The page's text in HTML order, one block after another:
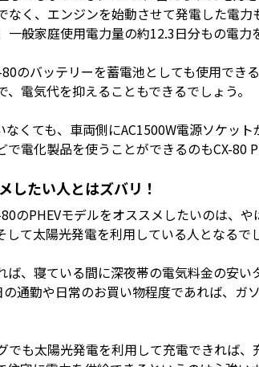
なく、エンジンを始動させて発電した電
般家庭使用電力量の約12.3日分もの電力
のバッテリーを蓄電池としても使用でき
電気代を抑えることもできるでしょう。
くても、車両側にAC1500W電源ソケッ
電化製品を使うことができるのもCX-80
したい人とはズバリ！
のPHEVモデルをオススメしたいのは、
て太陽光発電を利用している人となるで
、寝ている間に深夜帯の電気料金の安い
通勤や日常のお買い物程度であれば、ガ
も太陽光発電を利用して充電できれば、